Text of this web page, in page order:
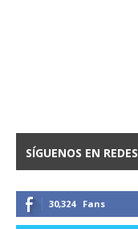
SÍGUENOS EN REDES
30,324 Fans